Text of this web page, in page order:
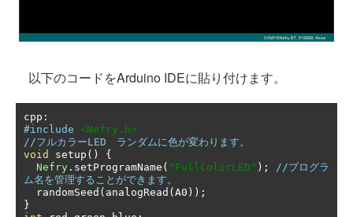
以下のコードをArduino IDEに貼り付けます。
cpp :
#include
<Nefry.h>
//フルカラーLED　ランダムに色が変わります。
void
setup ()
{
Nefry . setProgramName ( "FullColorLED" );
//プログラ
ム名を管理することができます。
  randomSeed
( analogRead ( A0 ));
}